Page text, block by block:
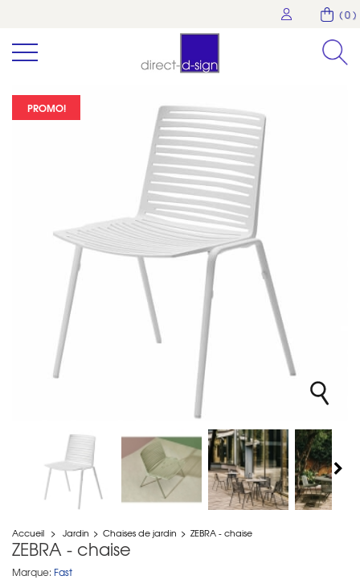
( 0 )
PROMO!
Accueil > Jardin > Chaises de jardin > ZEBRA - chaise
ZEBRA - chaise
Marque: Fast